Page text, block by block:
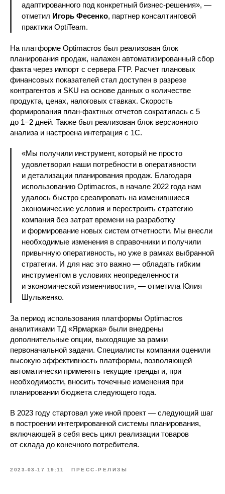
адаптированного под конкретный бизнес-решения», —
отметил Игорь Фесенко, партнер консалтинговой
практики OptiTeam.
На платформе Optimacros был реализован блок
планирования продаж, налажен автоматизированный сбор
факта через импорт с сервера FTP. Расчет плановых
финансовых показателей стал доступен в разрезе
контрагентов и SKU на основе данных о количестве
продукта, ценах, налоговых ставках. Скорость
формирования план-фактных отчетов сократилась с 5
до 1−2 дней. Также был реализован блок версионного
анализа и настроена интеграция с 1С.
«Мы получили инструмент, который не просто
удовлетворил наши потребности в оперативности
и детализации планирования продаж. Благодаря
использованию Optimacros, в начале 2022 года нам
удалось быстро среагировать на изменившиеся
экономические условия и перестроить стратегию
компания без затрат времени на разработку
и формирование новых систем отчетности. Мы внесли
необходимые изменения в справочники и получили
привычную оперативность, но уже в рамках выбранной
стратегии. И для нас это важно — обладать гибким
инструментом в условиях неопределенности
и экономической изменчивости», — отметила Юлия
Шульженко.
За период использования платформы Optimacros
аналитиками ТД «Ярмарка» были внедрены
дополнительные опции, выходящие за рамки
первоначальной задачи. Специалисты компании оценили
высокую эффективность платформы, позволяющей
автоматически применять текущие тренды и, при
необходимости, вносить точечные изменения при
планировании бюджета следующего года.
В 2023 году стартовал уже иной проект — следующий шаг
в построении интегрированной системы планирования,
включающей в себя весь цикл реализации товаров
от склада до конечного потребителя.
2023-03-17 19:11 ПРЕСС-РЕЛИЗЫ